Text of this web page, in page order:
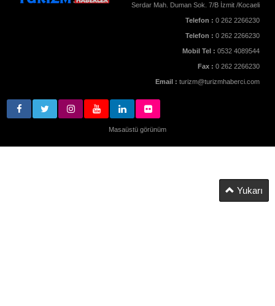
Serdar Mah. Duman Sok. 7/B İzmit /Kocaeli
Telefon : 0 262 2266230
Telefon : 0 262 2266230
Mobil Tel : 0532 4089544
Fax : 0 262 2266230
Email : turizm@turizmhaberci.com
Masaüstü görünüm
Yukarı